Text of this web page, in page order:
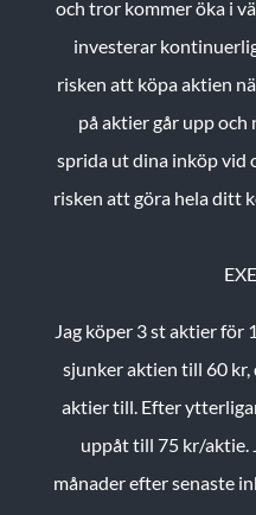
och tror kommer öka i
investerar
risken att köpa aktien
på aktier går upp
sprida ut dina inköp vid
risken att göra hela ditt
Jag köper 3 st aktier för
sjunker aktien till 60 kr,
aktier till. Efter
uppåt till 75 kr/aktie.
månader efter senaste